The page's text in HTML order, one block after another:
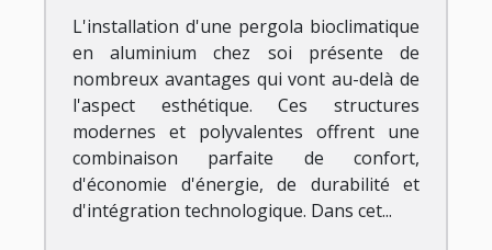
L'installation d'une pergola bioclimatique
en aluminium chez soi présente de
nombreux avantages qui vont au-delà de
l'aspect esthétique. Ces structures
modernes et polyvalentes offrent une
combinaison parfaite de confort,
d'économie d'énergie, de durabilité et
d'intégration technologique. Dans cet...